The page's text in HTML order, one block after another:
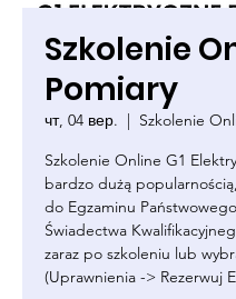
Szkolenie
Pomiary
чт, 04 вер.
  |
Szkolenie
Szkolenie Online G1
bardzo dużą
do Egzaminu
Świadectwa
zaraz po szkoleniu lub
(Uprawnienia -> Rezerwuj